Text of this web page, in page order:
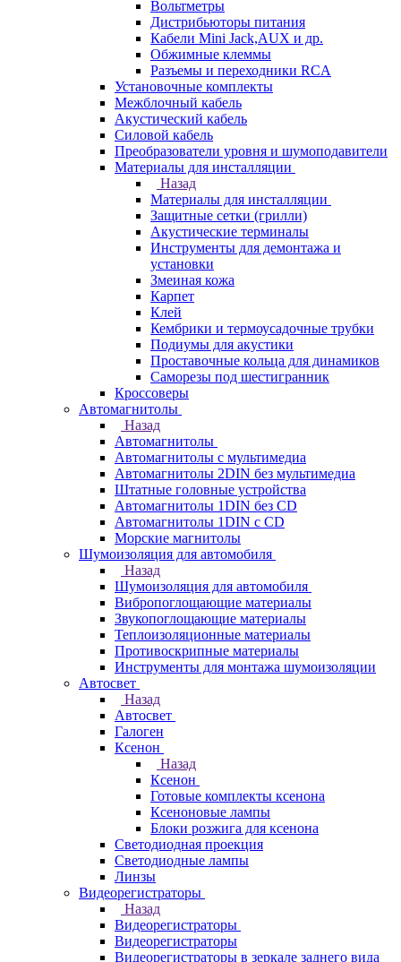
Вольтметры
Дистрибьюторы питания
Кабели Mini Jack,AUX и др.
Обжимные клеммы
Разъемы и переходники RCA
Установочные комплекты
Межблочный кабель
Акустический кабель
Силовой кабель
Преобразователи уровня и шумоподавители
Материалы для инсталляции
Назад
Материалы для инсталляции
Защитные сетки (грилли)
Акустические терминалы
Инструменты для демонтажа и
установки
Змеиная кожа
Карпет
Клей
Кембрики и термоусадочные трубки
Подиумы для акустики
Проставочные кольца для динамиков
Саморезы под шестигранник
Кроссоверы
Автомагнитолы
Назад
Автомагнитолы
Автомагнитолы с мультимедиа
Автомагнитолы 2DIN без мультимедиа
Штатные головные устройства
Автомагнитолы 1DIN без CD
Автомагнитолы 1DIN с CD
Морские магнитолы
Шумоизоляция для автомобиля
Назад
Шумоизоляция для автомобиля
Вибропоглощающие материалы
Звукопоглощающие материалы
Теплоизоляционные материалы
Противоскрипные материалы
Инструменты для монтажа шумоизоляции
Автосвет
Назад
Автосвет
Галоген
Ксенон
Назад
Ксенон
Готовые комплекты ксенона
Ксеноновые лампы
Блоки розжига для ксенона
Светодиодная проекция
Светодиодные лампы
Линзы
Видеорегистраторы
Назад
Видеорегистраторы
Видеорегистраторы
Видеорегистраторы в зеркале заднего вида